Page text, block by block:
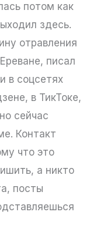
потом как
здесь.
отравления
писал
в соцсетях
в ТикТоке,
сейчас
Контакт
что это
а никто
посты